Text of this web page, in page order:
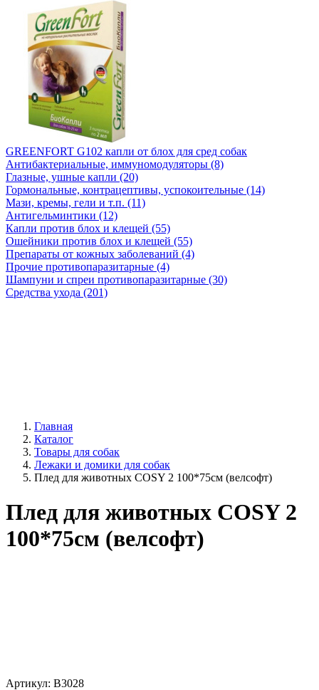
GREENFORT G102 капли от блох для сред собак
Антибактериальные, иммуномодуляторы (8)
Глазные, ушные капли (20)
Гормональные, контрацептивы, успокоительные (14)
Мази, кремы, гели и т.п. (11)
Антигельминтики (12)
Капли против блох и клещей (55)
Ошейники против блох и клещей (55)
Препараты от кожных заболеваний (4)
Прочие противопаразитарные (4)
Шампуни и спреи противопаразитарные (30)
Средства ухода (201)
Главная
Каталог
Товары для собак
Лежаки и домики для собак
Плед для животных COSY 2 100*75см (велсофт)
Плед для животных COSY 2
100*75см (велсофт)
Артикул: B3028